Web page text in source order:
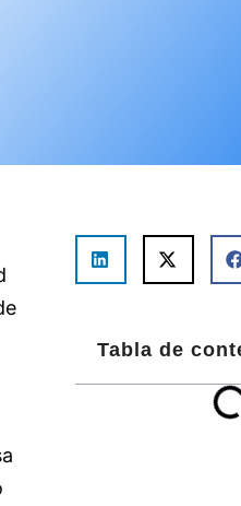
Tabla de